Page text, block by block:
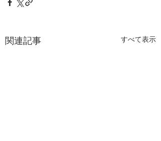
関連記事 すべて表示